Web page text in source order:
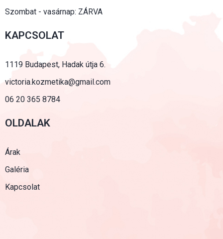
OLDALAK
Árak
Galéria
Kapcsolat
KAPCSOLAT
1119 Budapest, Hadak útja 6.
victoria.kozmetika@gmail.com
06 20 365 8784
Szombat - vasárnap: ZÁRVA